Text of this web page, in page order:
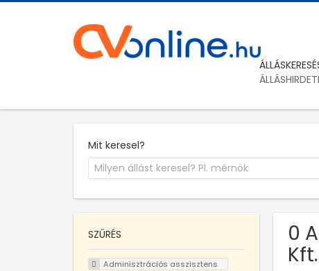
Mit keresel?
0
SZŰRÉS
Adminisztrációs asszisztens